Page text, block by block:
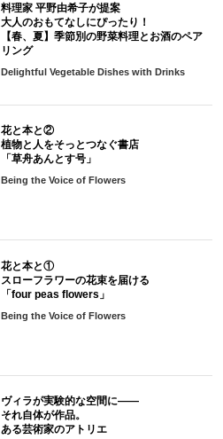
料理家 平野由希子が提案
大人のおもてなしにぴったり！
【春、夏】季節別の野菜料理とお酒のペア
リング
Delightful Vegetable Dishes with Drinks
花と本と②
植物と人をそっとつなぐ書店
「草舟あんとす号」
Being the Voice of Flowers
花と本と①
スローフラワーの花束を届ける
「four peas flowers」
Being the Voice of Flowers
ヴィラが実験的な空間に――
それ自体が作品。
ある芸術家のアトリエ